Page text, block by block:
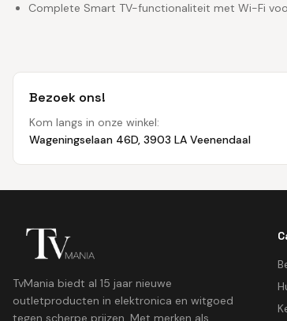
Complete Smart TV-functionaliteit met Wi-Fi
Bezoek ons!
Kom langs in onze winkel:
Wageningselaan 46D, 3903 LA Veenendaal
TvMania biedt al 15 jaar nieuwe
outletproducten in elektronica en witgoed
tegen scherpe prijzen. Met merken als